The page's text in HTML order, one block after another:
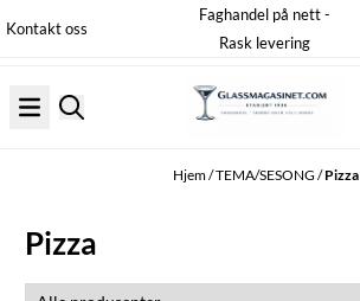
Hopp til innhold
Kontakt oss
Faghandel på nett -
Rask levering
Hjem/TEMA/SESONG /Pizza
Pizza